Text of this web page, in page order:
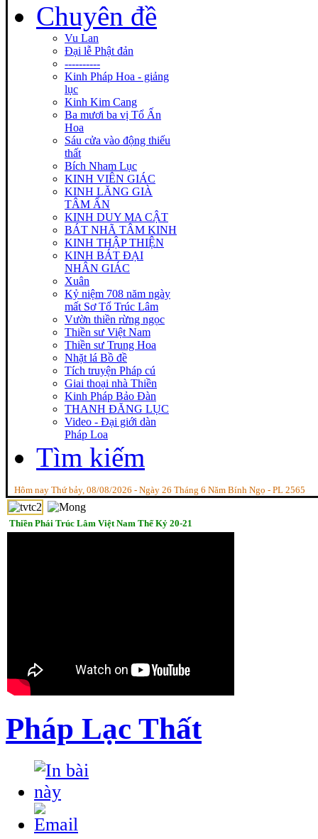
Chuyên đề
Vu Lan
Đại lễ Phật đản
----------
Kinh Pháp Hoa - giảng
lục
Kinh Kim Cang
Ba mươi ba vị Tổ Ấn
Hoa
Sáu cửa vào động thiếu
thất
Bích Nham Lục
KINH VIÊN GIÁC
KINH LĂNG GIÀ
TÂM ẤN
KINH DUY MA CẬT
BÁT NHÃ TÂM KINH
KINH THẬP THIỆN
KINH BÁT ĐẠI
NHÂN GIÁC
Xuân
Kỷ niệm 708 năm ngày
mất Sơ Tổ Trúc Lâm
Vườn thiền rừng ngọc
Thiền sư Việt Nam
Thiền sư Trung Hoa
Nhặt lá Bồ đề
Tích truyện Pháp cú
Giai thoại nhà Thiền
Kinh Pháp Bảo Đàn
THANH ĐĂNG LỤC
Video - Đại giới dàn
Pháp Loa
Tìm kiếm
Hôm nay Thứ bảy, 08/08/2026 - Ngày 26 Tháng 6 Năm Bính Ngọ - PL 2565
Thiền Phái Trúc Lâm Việt Nam Thế Kỷ 20-21
Pháp Lạc Thất